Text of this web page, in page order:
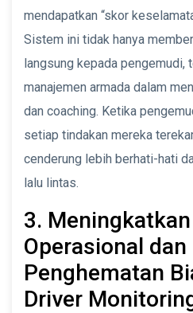
mendapatkan “skor
Sistem ini tidak hanya
langsung kepada pengemudi,
manajemen armada dalam
dan coaching. Ketika
setiap tindakan mereka
cenderung lebih berhati-hati
lalu lintas.
3.
Operasional dan
Penghematan
Driver